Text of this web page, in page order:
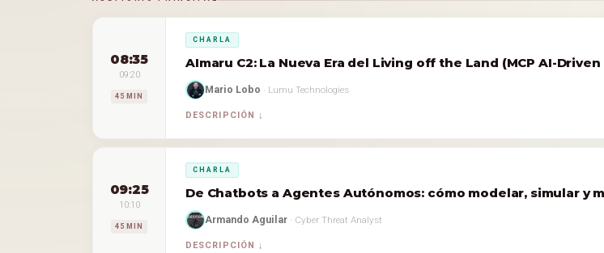
08:35
09:20
45 MIN
CHARLA
AImaru C2: La Nueva Era del Living off the Land (MCP AI-Driven
Mario Lobo · Lumu Technologies
DESCRIPCIÓN
09:25
10:10
45 MIN
CHARLA
De Chatbots a Agentes Autónomos: cómo modelar, simular y
Armando Aguilar · Cyber Threat Analyst
DESCRIPCIÓN